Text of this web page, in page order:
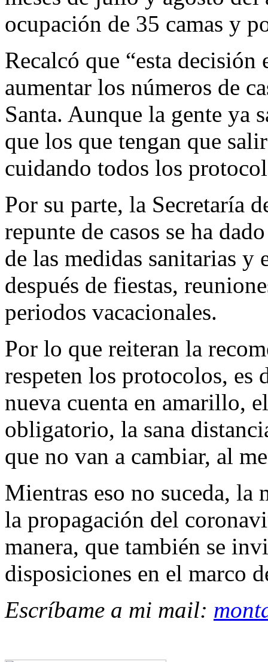
ocupación de 35 camas y
Recalcó que “esta decisión
aumentar los números de
Santa. Aunque la gente ya
que los que tengan que
cuidando todos los
Por su parte, la Secretaría
repunte de casos se ha
de las medidas sanitarias
después de fiestas,
periodos vacacionales.
Por lo que reiteran la
respeten los protocolos, es
nueva cuenta en amarillo,
obligatorio, la sana
que no van a cambiar, al
Mientras eso no suceda, la
la propagación del
manera, que también se
disposiciones en el marco
Escríbame a mi mail: